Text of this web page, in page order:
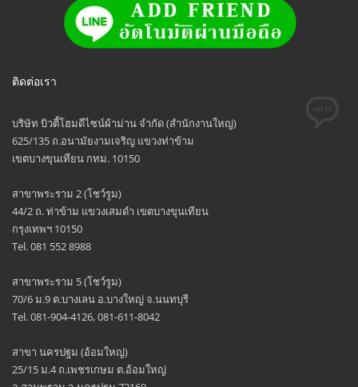
ติดต่อเรา
บริษัท บิวตี้โฮมดีไซน์ผ้าม่าน จำกัด (สำนักงานใหญ่)
625/135 ถ.อนามัยงามเจริญ แขวงท่าข้าม
เขตบางขุนเทียน กทม. 10150
สาขาพระราม 2 (โชว์รูม)
44/2 ถ. ท่าข้าม แขวงเสมดำ เขตบางขุนเทียน
กรุงเทพฯ 10150
Tel. 081 552 8988
สาขาพระราม 5 (โชว์รูม)
70/6 ม.9 ต.บางเลน อ.บางใหญ่ จ.นนทบุรี
Tel. 081-904-4126, 081-611-8042
สาขา นครปฐม (อ้อมใหญ่)
25/15 ม.4 ถ.เพชรเกษม ต.อ้อมใหญ่